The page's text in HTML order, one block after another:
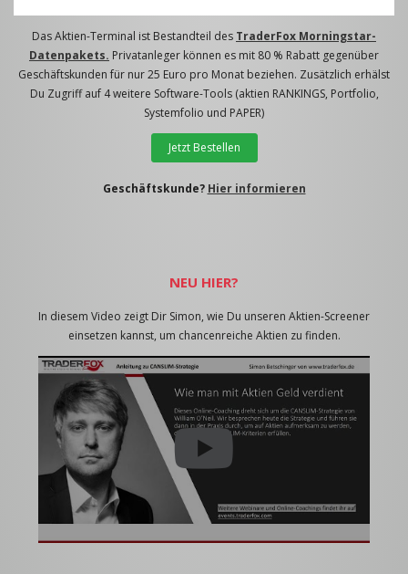
Das Aktien-Terminal ist Bestandteil des TraderFox Morningstar-
Datenpakets. Privatanleger können es mit 80 % Rabatt gegenüber
Geschäftskunden für nur 25 Euro pro Monat beziehen. Zusätzlich erhälst
Du Zugriff auf 4 weitere Software-Tools (aktien RANKINGS, Portfolio,
Systemfolio und PAPER)
Jetzt Bestellen
Geschäftskunde? Hier informieren
NEU HIER?
In diesem Video zeigt Dir Simon, wie Du unseren Aktien-Screener
einsetzen kannst, um chancenreiche Aktien zu finden.